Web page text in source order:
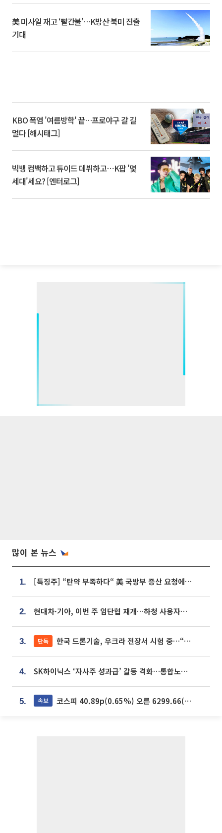
美 미사일 재고 ‘빨간불’…K방산 북미 진출
기대
KBO 폭염 '여름방학' 끝…프로야구 갈 길
멀다 [해시태그]
빅뱅 컴백하고 튜이드 데뷔하고⋯K팝 '몇
세대'세요? [엔터로그]
많이 본 뉴스
1. [특징주] “탄약 부족하다“ 美 국방부 증산 요청에⋯국내 방산주 급등세
2. 현대차·기아, 이번 주 임단협 재개…하청 사용자성 재심도 ‘변수’
3. 단독 한국 드론기술, 우크라 전장서 시험 중…“스타트업 여러 곳 참여”
4. SK하이닉스 ‘자사주 성과급’ 갈등 격화…통합노조 출범 움직임
5. 속보 코스피 40.89p(0.65%) 오른 6299.66(마감)